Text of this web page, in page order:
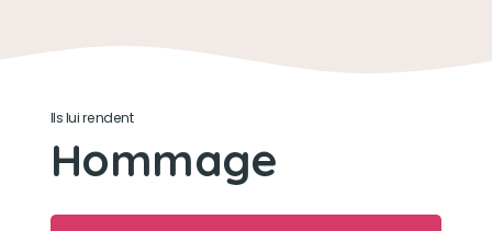
Dodo et manger et faire des calins
Ils lui rendent
Hommage